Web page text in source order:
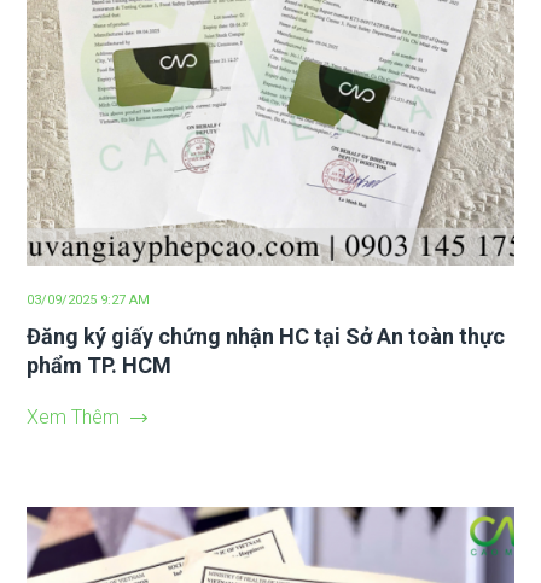
03/09/2025 9:27 AM
Đăng ký giấy chứng nhận HC tại Sở An toàn thực
phẩm TP. HCM
Xem Thêm